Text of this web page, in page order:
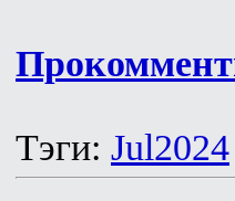
Тэги: Jul2024